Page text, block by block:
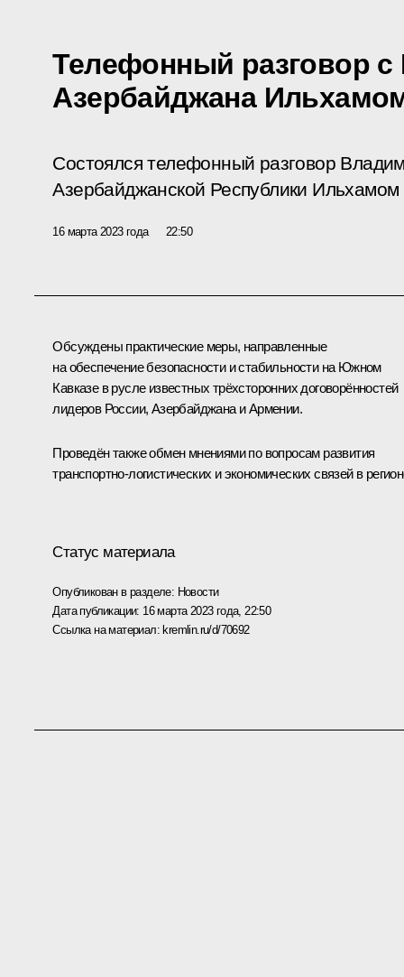
Телефонный разговор с
Азербайджана
Состоялся телефонный разговор
Азербайджанской Республики
16 марта 2023 года 22:50
Обсуждены практические меры, направленные
на обеспечение безопасности и стабильности на Южном
Кавказе в русле известных трёхсторонних договорённостей
лидеров России, Азербайджана и Армении.
Проведён также обмен мнениями по вопросам развития
транспортно-логистических и экономических связей в
Статус материала
Опубликован в разделе: Новости
Дата публикации: 16 марта 2023 года, 22:50
Ссылка на материал: kremlin.ru/d/70692